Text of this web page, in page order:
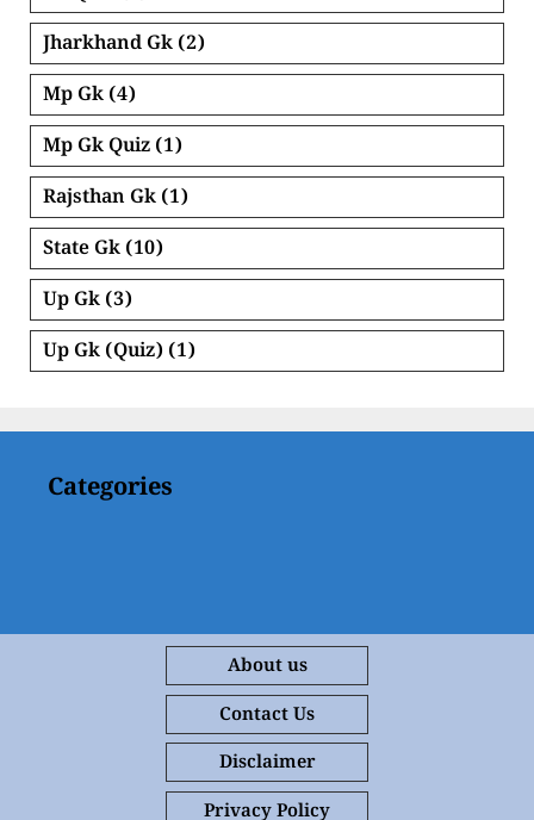
Jharkhand Gk (2)
Mp Gk (4)
Mp Gk Quiz (1)
Rajsthan Gk (1)
State Gk (10)
Up Gk (3)
Up Gk (Quiz) (1)
Categories
About us
Contact Us
Disclaimer
Privacy Policy